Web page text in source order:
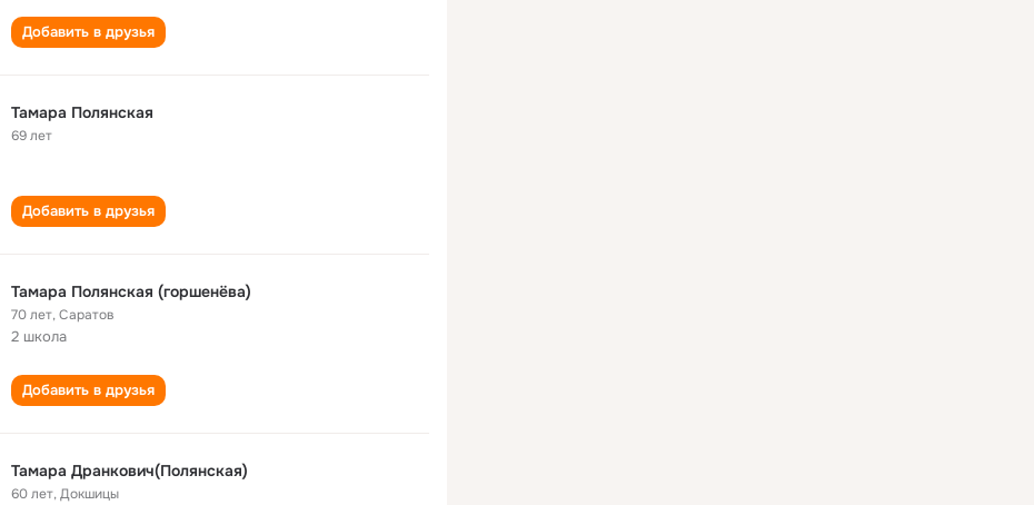
Добавить в друзья
Тамара Полянская
69 лет
Добавить в друзья
Тамара Полянская (горшенёва)
70 лет,Саратов
2 школа
Добавить в друзья
Тамара Дранкович(Полянская)
60 лет,Докшицы